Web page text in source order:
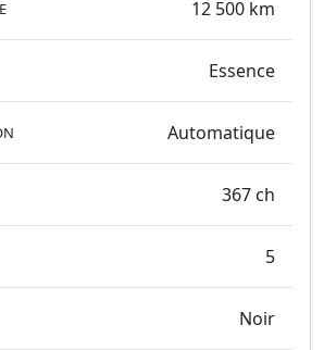
12 500 km
Essence
Automatique
367 ch
5
Noir